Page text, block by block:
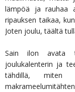
lämpöä ja rauhaa
ripauksen taikaa,
Joten joulu, täältä
Sain ilon avata
joulukalenterin ja
tähdillä, miten